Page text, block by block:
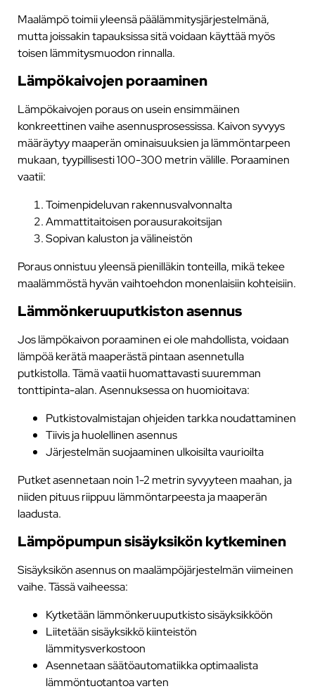
Maalämpö toimii yleensä päälämmitysjärjestelmänä,
mutta joissakin tapauksissa sitä voidaan käyttää myös
toisen lämmitysmuodon rinnalla.
Lämpökaivojen poraaminen
Lämpökaivojen poraus on usein ensimmäinen
konkreettinen vaihe asennusprosessissa. Kaivon syvyys
määräytyy maaperän ominaisuuksien ja lämmöntarpeen
mukaan, tyypillisesti 100-300 metrin välille. Poraaminen
vaatii:
Toimenpideluvan rakennusvalvonnalta
Ammattitaitoisen porausurakoitsijan
Sopivan kaluston ja välineistön
Poraus onnistuu yleensä pienilläkin tonteilla, mikä tekee
maalämmöstä hyvän vaihtoehdon monenlaisiin kohteisiin.
Lämmönkeruuputkiston asennus
Jos lämpökaivon poraaminen ei ole mahdollista, voidaan
lämpöä kerätä maaperästä pintaan asennetulla
putkistolla. Tämä vaatii huomattavasti suuremman
tonttipinta-alan. Asennuksessa on huomioitava:
Putkistovalmistajan ohjeiden tarkka noudattaminen
Tiivis ja huolellinen asennus
Järjestelmän suojaaminen ulkoisilta vaurioilta
Putket asennetaan noin 1-2 metrin syvyyteen maahan, ja
niiden pituus riippuu lämmöntarpeesta ja maaperän
laadusta.
Lämpöpumpun sisäyksikön kytkeminen
Sisäyksikön asennus on maalämpöjärjestelmän viimeinen
vaihe. Tässä vaiheessa:
Kytketään lämmönkeruuputkisto sisäyksikköön
Liitetään sisäyksikkö kiinteistön
lämmitysverkostoon
Asennetaan säätöautomatiikka optimaalista
lämmöntuotantoa varten